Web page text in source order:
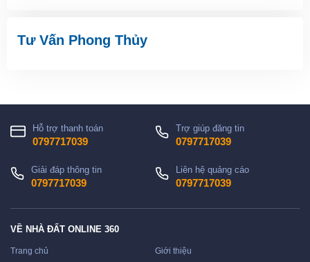
Tư Vấn Phong Thủy
Hỗ trợ thanh toán
0797717039
Trợ giúp đăng tin
0797717039
Giải đáp thông tin
0797717039
Liên hệ quảng cáo
0797717039
VỀ NHÀ ĐẤT ONLINE 360
Trang chủ
Giới thiệu